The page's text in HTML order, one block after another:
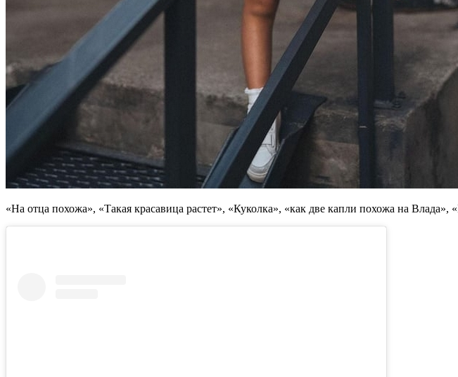
«На отца похожа», «Такая красавица растет», «Куколка», «как две капли похожа на